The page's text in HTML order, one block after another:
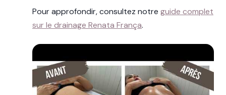
Pour approfondir, consultez notre guide complet
sur le drainage Renata França.